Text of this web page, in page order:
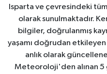
Isparta ve çevresindeki
olarak sunulmaktadır.
bilgiler, doğrulanmış
yaşamı doğrudan
anlık olarak
Meteoroloji'den alınan 5